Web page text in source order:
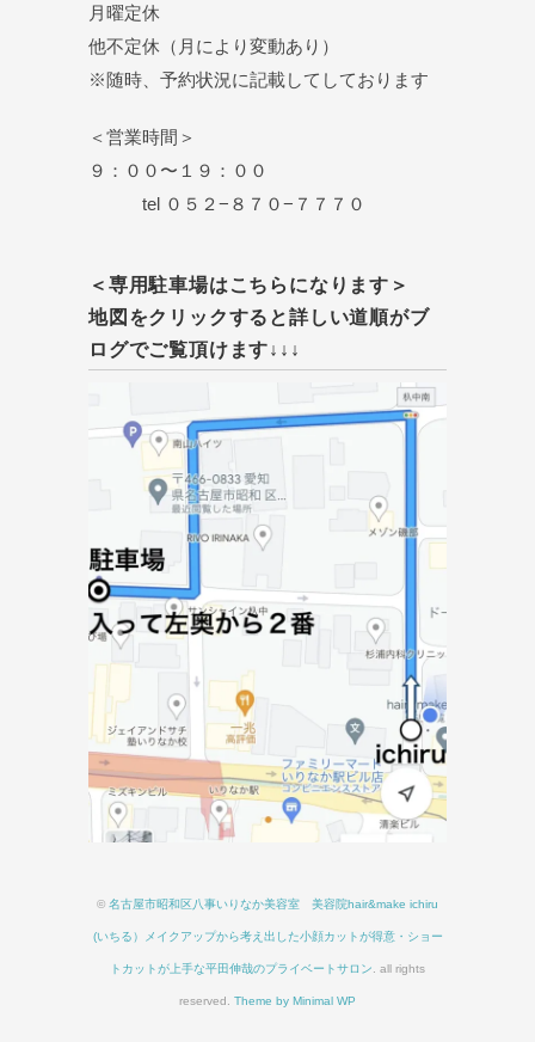
月曜定休
他不定休（月により変動あり）
※随時、予約状況に記載してしております
＜営業時間＞
９：００〜１９：００
tel ０５２−８７０−７７７０
＜専用駐車場はこちらになります＞
地図をクリックすると詳しい道順がブ
ログでご覧頂けます↓↓↓
© 名古屋市昭和区八事いりなか美容室 美容院hair&make ichiru
(いちる）メイクアップから考え出した小顔カットが得意・ショー
トカットが上手な平田伸哉のプライベートサロン. all rights
reserved. Theme by Minimal WP